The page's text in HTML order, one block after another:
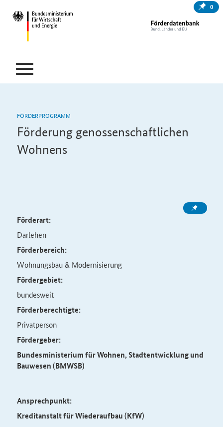
0
FÖRDERPROGRAMM
Förderung genossenschaftlichen
Wohnens
Förderart:
Darlehen
Förderbereich:
Wohnungsbau & Modernisierung
Fördergebiet:
bundesweit
Förderberechtigte:
Privatperson
Fördergeber:
Bundesministerium für Wohnen, Stadtentwicklung und
Bauwesen (BMWSB)
Ansprechpunkt:
Kreditanstalt für Wiederaufbau (KfW)